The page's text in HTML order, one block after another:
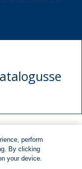
boekregte
perform
By clicking
your device.